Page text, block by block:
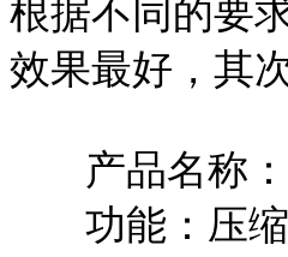
根据不同的要
效果最好，其
产品名称：
功能：压缩